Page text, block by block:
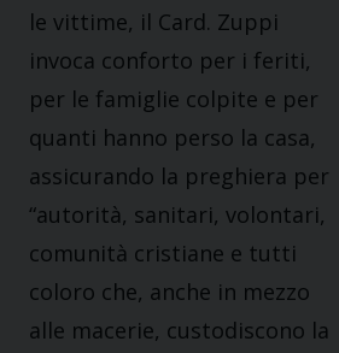
le vittime, il Card. Zuppi
invoca conforto per i feriti,
per le famiglie colpite e per
quanti hanno perso la casa,
assicurando la preghiera per
“autorità, sanitari, volontari,
comunità cristiane e tutti
coloro che, anche in mezzo
alle macerie, custodiscono la